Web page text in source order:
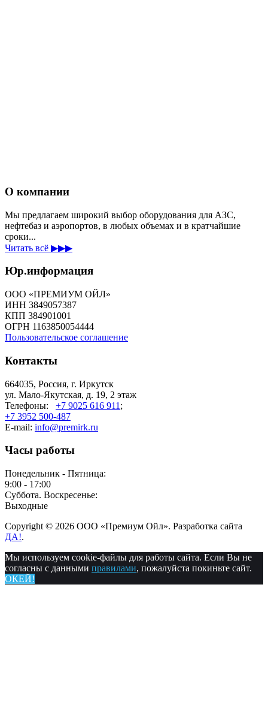
О компании
Мы предлагаем широкий выбор оборудования для АЗС,
нефтебаз и аэропортов, в любых объемах и в кратчайшие
сроки...
Читать всё ▶▶▶
Юр.информация
ООО «ПРЕМИУМ ОЙЛ»
ИНН 3849057387
КПП 384901001
ОГРН 1163850054444
Пользовательское соглашение
Контакты
664035, Россия, г. Иркутск
ул. Мало-Якутская, д. 19, 2 этаж
Телефоны: +7 9025 616 911 ;
+7 3952 500-487
E-mail: info@premirk.ru
Часы работы
Понедельник - Пятница:
9:00 - 17:00
Суббота. Воскресенье:
Выходные
Copyright © 2026 ООО «Премиум Ойл». Разработка сайта
ДА!.
Мы используем cookie-файлы для работы сайта. Если Вы не
согласны с данными правилами, пожалуйста покиньте сайт.
ОКЕЙ!